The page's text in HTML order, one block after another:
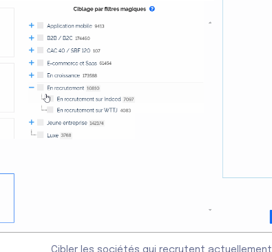
Cibler les sociétés qui recrutent actuellement